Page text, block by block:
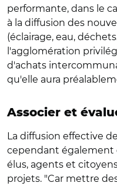
performante, dans le
à la diffusion des
(éclairage, eau,
l'agglomération
d'achats
qu'elle aura
Associer et
La diffusion effective
cependant également
élus, agents et
projets. "Car mettre